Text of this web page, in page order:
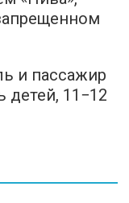
и пассажир
детей, 11−12